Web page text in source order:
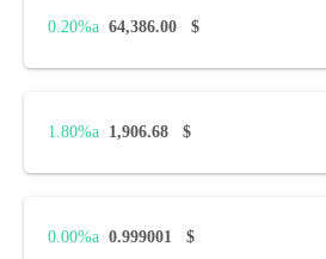
$
64,386.00
0.20%
$
1,906.68
1.80%
$
0.999001
0.00%